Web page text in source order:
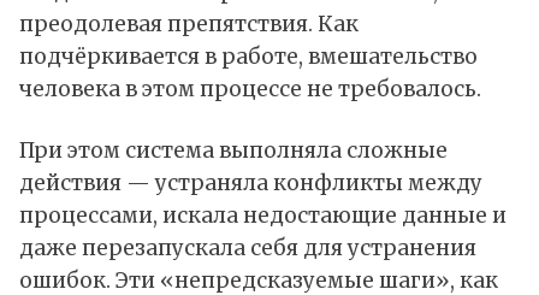
преодолевая препятствия. Как
подчёркивается в работе, вмешательство
человека в этом процессе не требовалось.
При этом система выполняла сложные
действия — устраняла конфликты между
процессами, искала недостающие данные и
даже перезапускала себя для устранения
ошибок. Эти «непредсказуемые шаги», как